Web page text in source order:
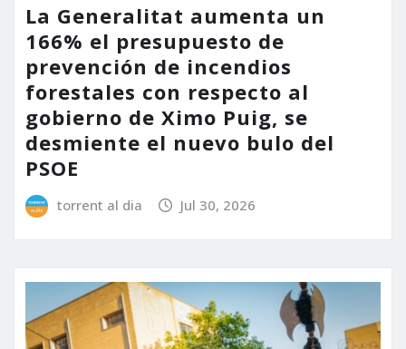
La Generalitat aumenta un
166% el presupuesto de
prevención de incendios
forestales con respecto al
gobierno de Ximo Puig, se
desmiente el nuevo bulo del
PSOE
torrent al dia Jul 30, 2026